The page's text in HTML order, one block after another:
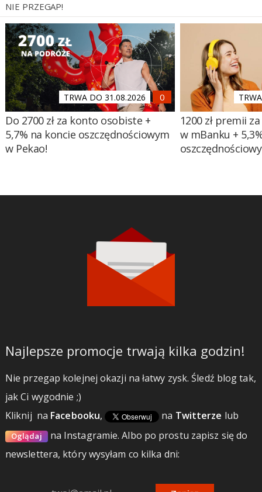
NIE PRZEGAP!
TRWA DO 31.08.2026
Do 2700 zł za konto osobiste +
5,7% na koncie oszczędnościowym
w Pekao!
1200 zł premii
w mBanku +
Najlepsze promocje trwają kilka godzin!
Nie przegap kolejnej okazji na łatwy zysk. Śledź blog tak,
jak Ci wygodnie ;)
Kliknij na Facebooku, na Twitterze lub
Oglądaj na Instagramie.Albo po prostu zapisz się do
newslettera, który wysyłam co kilka dni: